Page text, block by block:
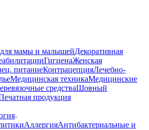
мамы и малышейДекоративная
ГигиенаЖенская
питаниеКонтрацепцияЛечебно-
Медицинская техникаМедицинские
средстваШовный
продукция
АллергияАнтибактериальные и